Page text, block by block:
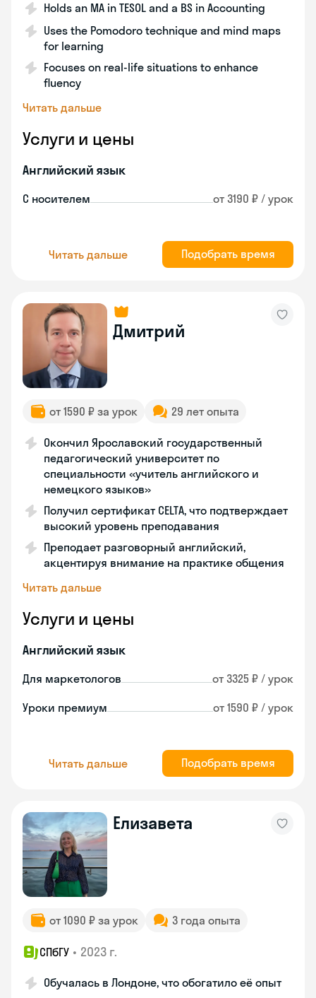
Holds an MA in TESOL and a BS in Accounting
Uses the Pomodoro technique and mind maps
for learning
Focuses on real-life situations to enhance
fluency
Читать дальше
Услуги и цены
Английский язык
С носителем от 3190 ₽ / урок
Читать дальше Подобрать время
Дмитрий
от 1590 ₽ за урок 29 лет опыта
Окончил Ярославский государственный
педагогический университет по
специальности «учитель английского и
немецкого языков»
Получил сертификат CELTA, что подтверждает
высокий уровень преподавания
Преподает разговорный английский,
акцентируя внимание на практике общения
Читать дальше
Услуги и цены
Английский язык
Для маркетологов от 3325 ₽ / урок
Уроки премиум от 1590 ₽ / урок
Читать дальше Подобрать время
Елизавета
от 1090 ₽ за урок 3 года опыта
СПбГУ • 2023 г.
Обучалась в Лондоне, что обогатило её опыт